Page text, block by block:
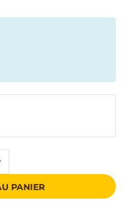
PANIER